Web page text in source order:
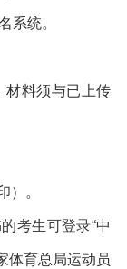
系统。
材料须与已上传
）。
考生可登录“中
体育总局运动员